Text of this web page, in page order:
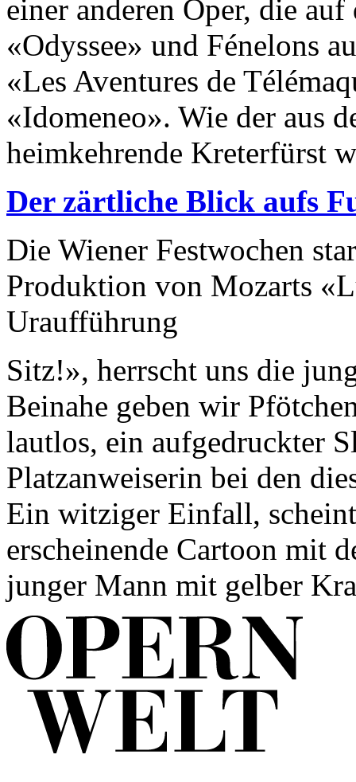
einer anderen Oper, die
«Odyssee» und Fénelons
«Les Aventures de
«Idomeneo». Wie der aus
heimkehrende Kreterfürst
Der zärtliche Blick aufs
Die Wiener Festwochen
Produktion von Mozarts
Uraufführung
Sitz!», herrscht uns die
Beinahe geben wir
lautlos, ein aufgedruckter
Platzanweiserin bei den
Ein witziger Einfall,
erscheinende Cartoon mit
junger Mann mit gelber